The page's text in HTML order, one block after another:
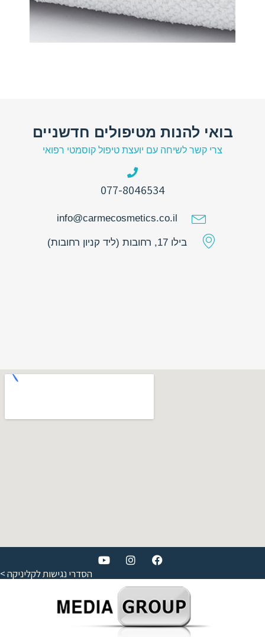
בואי להנות מטיפולים חדשניים
צרי קשר לשיחה עם יועצת טיפול קוסמטי רפואי
077-8046534
info@carmecosmetics.co.il
בילו 17, רחובות (ליד קניון רחובות)
הסדרי נגישות לקליניקה >